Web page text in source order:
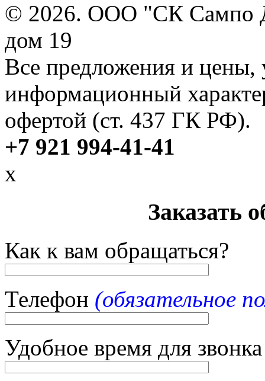
© 2026. ООО "СК Сампо
дом 19
Все предложения и цены,
информационный
офертой (ст. 437 ГК РФ).
+7 921 994-41-41
x
Заказать
Как к вам обращаться?
Телефон (обязательное
Удобное время для звонка